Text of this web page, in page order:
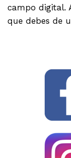
campo digital.
que debes de